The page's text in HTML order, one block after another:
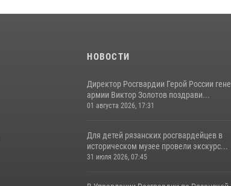
НОВОСТИ
Директор Росгвардии Герой России
армии Виктор Золотов поздрави...
01 августа 2026, 17:31
Для детей рязанских росгвардейцев в
историческом музее провели экскурс...
31 июля 2026, 07:45